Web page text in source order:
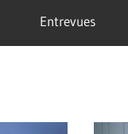
Entrevues